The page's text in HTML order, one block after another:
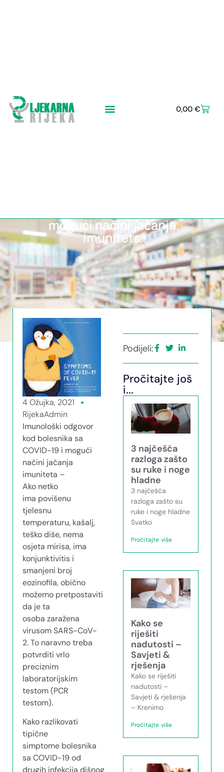
0,00 €
mogući načini jačanja
imuniteta
4 Ožujka, 2021
RijekaAdmin
Imunološki odgovor
kod bolesnika sa
COVID-19 i mogući
načini jačanja
imuniteta –
Ako netko
ima povišenu
tjelesnu
temperaturu, kašalj,
teško diše, nema
osjeta mirisa, ima
konjunktivitis i
smanjeni broj
eozinofila, obično
možemo pretpostaviti
da je ta
osoba zaražena
virusom SARS-CoV-
2. To naravno treba
potvrditi vrlo
preciznim
laboratorijskim
testom (PCR
testom).
Kako razlikovati
tipične
simptome bolesnika
sa COVID-19 od
Podijeli:
Pročitajte još
i...
3 najčešća
razloga zašto
su ruke i noge
hladne
3 najčešća
razloga zašto su
ruke i noge hladne
Svatko
Pročitajte više
Kako se
riješiti
nadutosti –
Savjeti &
rješenja
Kako se riješiti
nadutosti –
Savjeti & rješenja
– Krenimo
Pročitajte više